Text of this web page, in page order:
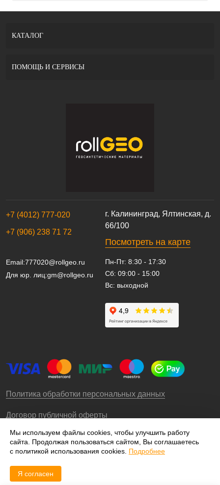
г. Калининград, Ялтинская, д.
66/100
Посмотреть на карте
+7 (4012) 777-020
+7 (906) 238 71 72
Email:777020@rollgeo.ru
Для юр. лиц:gm@rollgeo.ru
Пн-Пт: 8:30 - 17:30
Сб: 09:00 - 15:00
Вс: выходной
Политика обработки персональных данных
Договор публичной оферты
КАТАЛОГ
ПОМОЩЬ И СЕРВИСЫ
© 2009-2026 – ООО «Роллгео»
Мы используем файлы cookies, чтобы улучшить работу
сайта. Продолжая пользоваться сайтом, Вы соглашаетесь
с политикой использования cookies. Подробнее
Я согласен